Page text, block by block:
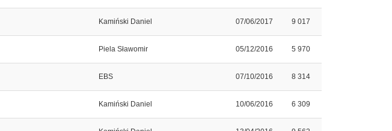
Kamiński Daniel 07/06/2017 9 017
Piela Sławomir 05/12/2016 5 970
EBS 07/10/2016 8 314
Kamiński Daniel 10/06/2016 6 309